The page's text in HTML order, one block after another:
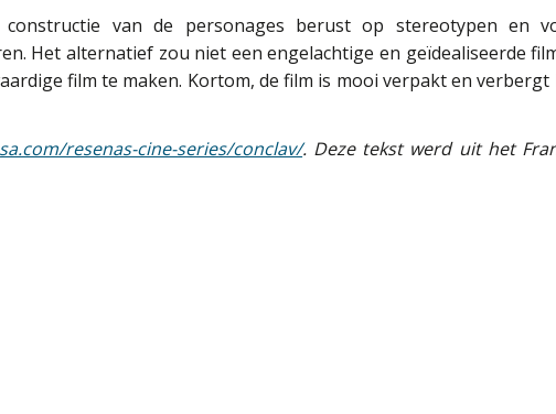
van de personages berust op stereotypen en
Het alternatief zou niet een engelachtige en geïdealiseerde
film te maken. Kortom, de film is mooi verpakt en
resenas-cine-series/conclav/. Deze tekst werd uit het